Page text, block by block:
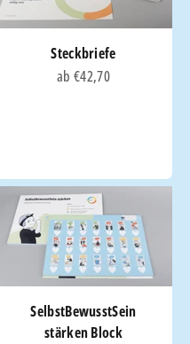
Steckbriefe
Angebot
ab €42,70
SelbstBewusstSein
stärken Block